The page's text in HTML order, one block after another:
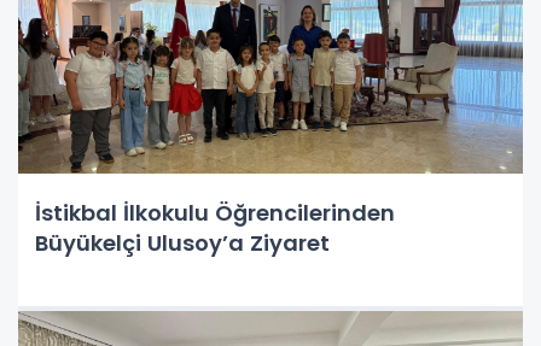
İstikbal İlkokulu Öğrencilerinden
Büyükelçi Ulusoy’a Ziyaret